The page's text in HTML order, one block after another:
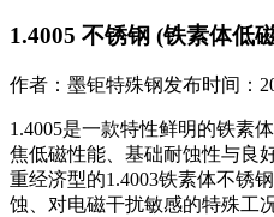
1.4005 不锈钢 (铁素体低
作者：墨钜特殊钢发布时间：
1.4005是一款特性鲜明的铁素
焦低磁性能、基础耐蚀性与良
重经济型的1.4003铁素体不锈
蚀、对电磁干扰敏感的特殊工